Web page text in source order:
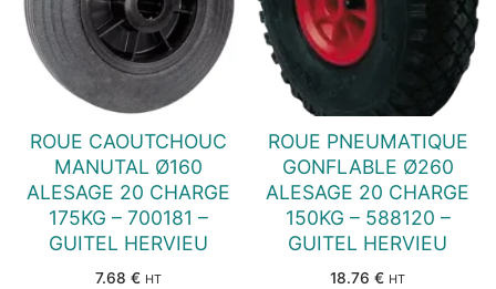
ROUE CAOUTCHOUC
MANUTAL Ø160
ALESAGE 20 CHARGE
175KG – 700181 –
GUITEL HERVIEU
7.68 € HT
ROUE PNEUMATIQUE
GONFLABLE Ø260
ALESAGE 20 CHARGE
150KG – 588120 –
GUITEL HERVIEU
18.76 € HT